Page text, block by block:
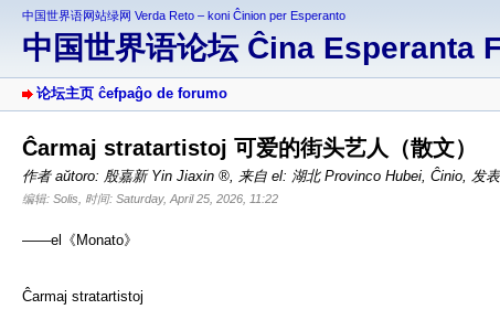
中国世界语网站绿网 Verda Reto – koni Ĉinion per Esperanto
中国世界语论坛 Ĉina Esperanta
论坛主页 ĉefpaĝo de forumo
Ĉarmaj stratartistoj 可爱的街头艺人（散文）
作者 aŭtoro: 殷嘉新 Yin Jiaxin , 来自 el: 湖北 Provinco Hubei, Ĉinio, 发
编辑: Solis, 时间: Saturday, April 25, 2026, 11:22
——el《Monato》
Ĉarmaj stratartistoj